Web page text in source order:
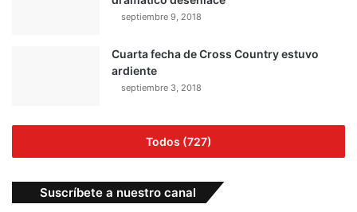
septiembre 9, 2018
Cuarta fecha de Cross Country estuvo
ardiente
septiembre 3, 2018
Todos (727)
Suscríbete a nuestro canal